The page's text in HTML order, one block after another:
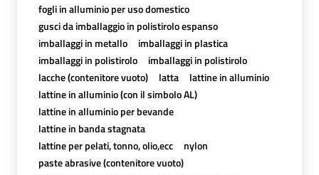
fogli in alluminio per uso domestico
gusci da imballaggio in polistirolo espanso
imballaggi in metallo
imballaggi in plastica
imballaggi in polistirolo
imballaggi in polistirolo
lacche (contenitore vuoto)
latta
lattine in alluminio
lattine in alluminio (con il simbolo AL)
lattine in alluminio per bevande
lattine in banda stagnata
lattine per pelati, tonno, olio,ecc
nylon
paste abrasive (contenitore vuoto)